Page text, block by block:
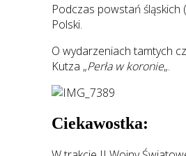
Podczas powstań
Polski.
O wydarzeniach tamtych
Kutza „Perła w koronie„.
Ciekawostka: